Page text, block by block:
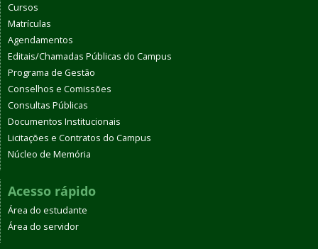
Cursos
Matrículas
Agendamentos
Editais/Chamadas Públicas do Campus
Programa de Gestão
Conselhos e Comissões
Consultas Públicas
Documentos Institucionais
Licitações e Contratos do Campus
Núcleo de Memória
Acesso rápido
Área do estudante
Área do servidor